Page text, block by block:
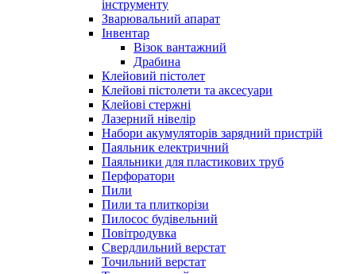
інструменту
Зварювальний апарат
Інвентар
Візок вантажний
Драбина
Клейовий пістолет
Клейові пістолети та аксесуари
Клейові стержні
Лазерний нівелір
Набори акумуляторів зарядний пристрій
Паяльник електричний
Паяльники для пластикових труб
Перфоратори
Пили
Пили та плиткорізи
Пилосос будівельний
Повітродувка
Свердлильний верстат
Точильний верстат